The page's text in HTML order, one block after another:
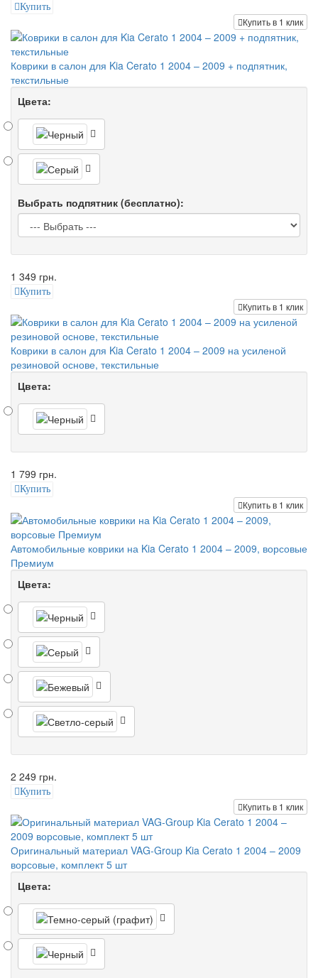
Купить
Купить в 1 клик
Коврики в салон для Kia Cerato 1 2004 – 2009 + подпятник,
текстильные
Цвета:
Выбрать подпятник (бесплатно):
1 349 грн.
Купить
Купить в 1 клик
Коврики в салон для Kia Cerato 1 2004 – 2009 на усиленой
резиновой основе, текстильные
Цвета:
1 799 грн.
Купить
Купить в 1 клик
Автомобильные коврики на Kia Cerato 1 2004 – 2009, ворсовые
Премиум
Цвета:
2 249 грн.
Купить
Купить в 1 клик
Оригинальный материал VAG-Group Kia Cerato 1 2004 – 2009
ворсовые, комплект 5 шт
Цвета: